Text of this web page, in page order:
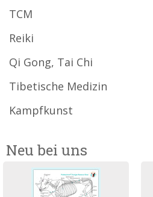
TCM
Reiki
Qi Gong, Tai Chi
Tibetische Medizin
Kampfkunst
Neu bei uns